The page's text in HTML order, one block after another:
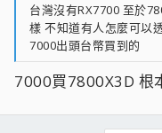
台灣沒有RX7700 至於
樣 不知道有人怎麼可以
7000出頭台幣買到的
7000買7800X3D 根